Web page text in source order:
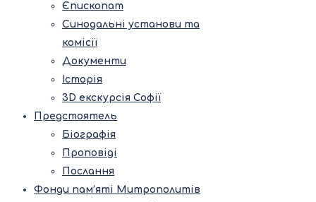
Єпископат
Синодальні установи та
комісії
Документи
Історія
3D екскурсія Софії
Предстоятель
Біографія
Проповіді
Послання
Фонди пам’яті Митрополитів